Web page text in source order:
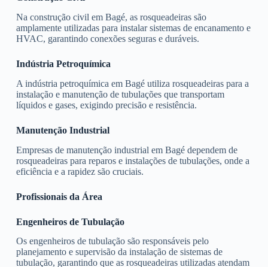
Na construção civil em Bagé, as rosqueadeiras são
amplamente utilizadas para instalar sistemas de encanamento e
HVAC, garantindo conexões seguras e duráveis.
Indústria Petroquímica
A indústria petroquímica em Bagé utiliza rosqueadeiras para a
instalação e manutenção de tubulações que transportam
líquidos e gases, exigindo precisão e resistência.
Manutenção Industrial
Empresas de manutenção industrial em Bagé dependem de
rosqueadeiras para reparos e instalações de tubulações, onde a
eficiência e a rapidez são cruciais.
Profissionais da Área
Engenheiros de Tubulação
Os engenheiros de tubulação são responsáveis pelo
planejamento e supervisão da instalação de sistemas de
tubulação, garantindo que as rosqueadeiras utilizadas atendam